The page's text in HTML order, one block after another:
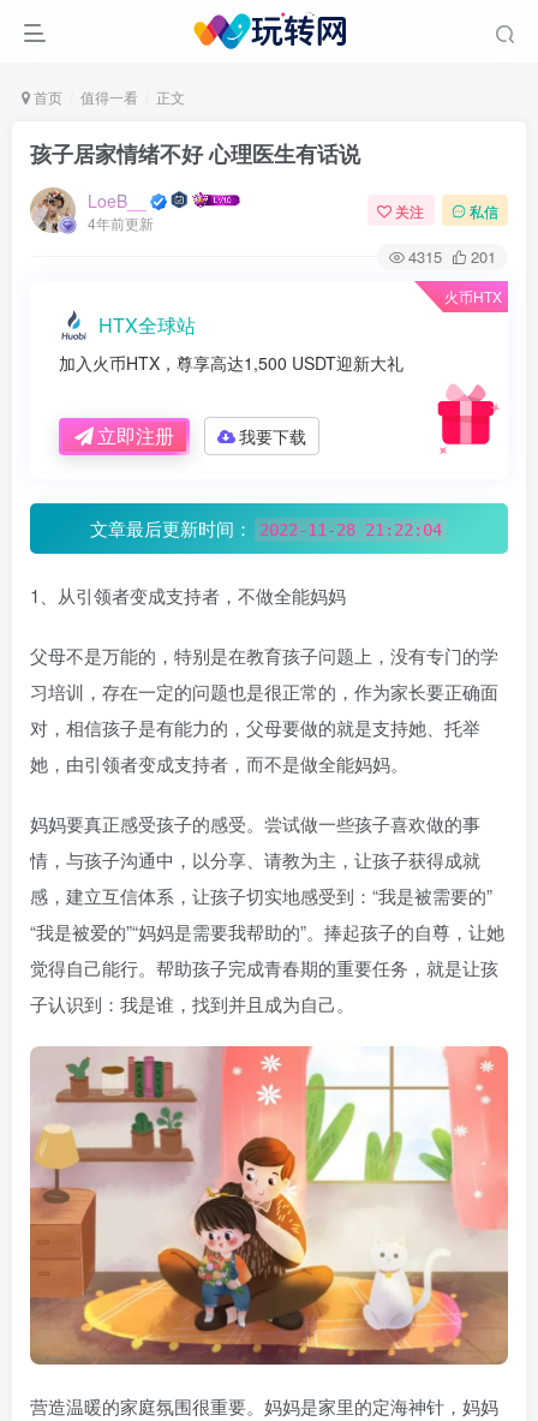
首页 值得一看 正文
孩子居家情绪不好 心理医生有话说
LoeB__
4年前更新
关注 私信
4315 201
火币HTX
HTX全球站
加入火币HTX，尊享高达1,500 USDT迎新大礼
立即注册 我要下载
文章最后更新时间： 2022-11-28 21:22:04
1、从引领者变成支持者，不做全能妈妈
父母不是万能的，特别是在教育孩子问题上，没有专门的学
习培训，存在一定的问题也是很正常的，作为家长要正确面
对，相信孩子是有能力的，父母要做的就是支持她、托举
她，由引领者变成支持者，而不是做全能妈妈。
妈妈要真正感受孩子的感受。尝试做一些孩子喜欢做的事
情，与孩子沟通中，以分享、请教为主，让孩子获得成就
感，建立互信体系，让孩子切实地感受到：“我是被需要的”
“我是被爱的”“妈妈是需要我帮助的”。捧起孩子的自尊，让她
觉得自己能行。帮助孩子完成青春期的重要任务，就是让孩
子认识到：我是谁，找到并且成为自己。
营造温暖的家庭氛围很重要。妈妈是家里的定海神针，妈妈